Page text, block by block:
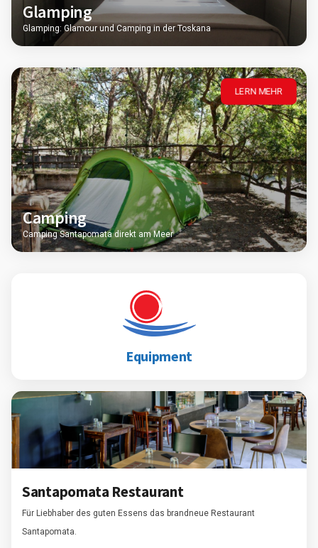
Glamping
Glamping: Glamour und Camping in der Toskana
LERN MEHR
Camping
Camping Santapomata direkt am Meer
Equipment
Santapomata Restaurant
Für Liebhaber des guten Essens das brandneue Restaurant
Santapomata.